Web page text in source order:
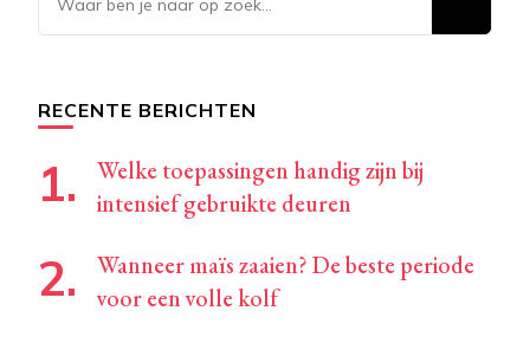
zoek
RECENTE BERICHTEN
Welke toepassingen handig zijn bij
intensief gebruikte deuren
Wanneer maïs zaaien? De beste periode
voor een volle kolf